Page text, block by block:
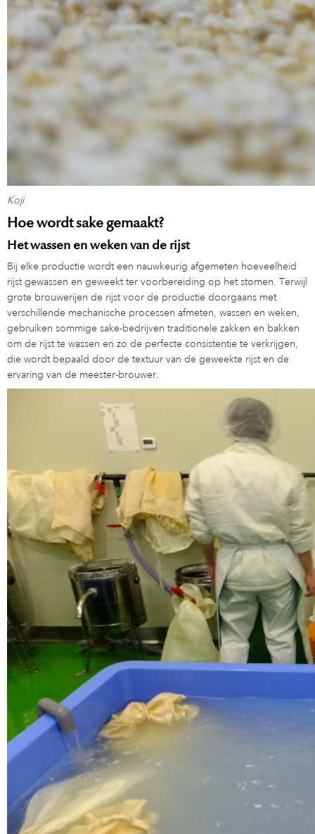
Koji
Hoe wordt sake gemaakt?
Het wassen en weken van de rijst
Bij elke productie wordt een nauwkeurig afgemeten hoeveelheid
rijst gewassen en geweekt ter voorbereiding op het stomen. Terwijl
grote brouwerijen de rijst voor de productie doorgaans met
verschillende mechanische processen afmeten, wassen en weken,
gebruiken sommige sake-bedrijven traditionele zakken en bakken
om de rijst te wassen en zo de perfecte consistentie te verkrijgen,
die wordt bepaald door de textuur van de geweekte rijst en de
ervaring van de meester-brouwer.